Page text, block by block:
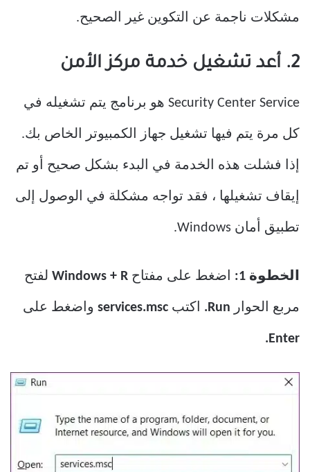
مشكلات ناجمة عن التكوين غير الصحيح.
2. أعد تشغيل خدمة مركز الأمن
Security Center Service هو برنامج يتم تشغيله في
كل مرة يتم فيها تشغيل جهاز الكمبيوتر الخاص بك.
إذا فشلت هذه الخدمة في البدء بشكل صحيح أو تم
إيقاف تشغيلها ، فقد تواجه مشكلة في الوصول إلى
تطبيق أمان Windows.
الخطوة 1: اضغط على مفتاح Windows + R لفتح
مربع الحوار Run. اكتب services.msc واضغط على
Enter.